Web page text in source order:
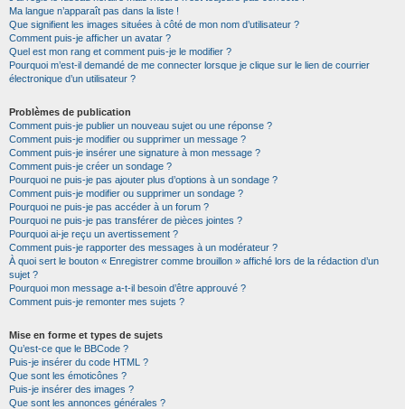
Ma langue n’apparaît pas dans la liste !
Que signifient les images situées à côté de mon nom d’utilisateur ?
Comment puis-je afficher un avatar ?
Quel est mon rang et comment puis-je le modifier ?
Pourquoi m’est-il demandé de me connecter lorsque je clique sur le lien de courrier
électronique d’un utilisateur ?
Problèmes de publication
Comment puis-je publier un nouveau sujet ou une réponse ?
Comment puis-je modifier ou supprimer un message ?
Comment puis-je insérer une signature à mon message ?
Comment puis-je créer un sondage ?
Pourquoi ne puis-je pas ajouter plus d’options à un sondage ?
Comment puis-je modifier ou supprimer un sondage ?
Pourquoi ne puis-je pas accéder à un forum ?
Pourquoi ne puis-je pas transférer de pièces jointes ?
Pourquoi ai-je reçu un avertissement ?
Comment puis-je rapporter des messages à un modérateur ?
À quoi sert le bouton « Enregistrer comme brouillon » affiché lors de la rédaction d’un
sujet ?
Pourquoi mon message a-t-il besoin d’être approuvé ?
Comment puis-je remonter mes sujets ?
Mise en forme et types de sujets
Qu’est-ce que le BBCode ?
Puis-je insérer du code HTML ?
Que sont les émoticônes ?
Puis-je insérer des images ?
Que sont les annonces générales ?